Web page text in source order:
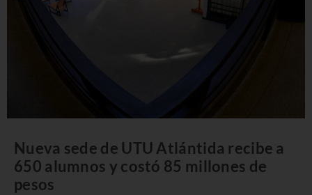
Nueva sede de UTU Atlántida recibe a
650 alumnos y costó 85 millones de
pesos